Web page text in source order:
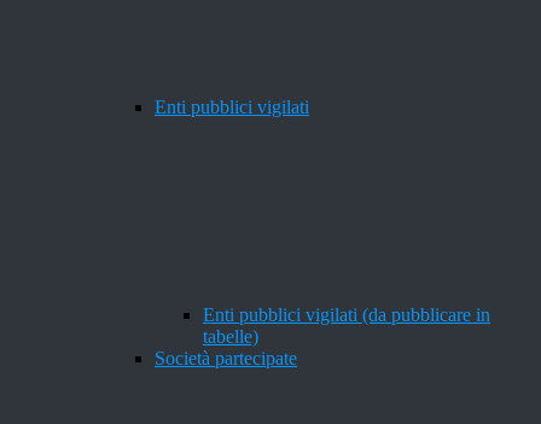
Enti pubblici vigilati
Enti pubblici vigilati (da pubblicare in
tabelle)
Società partecipate